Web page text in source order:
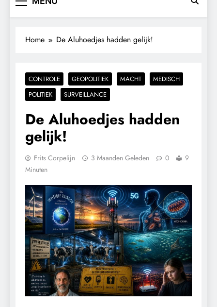
Home De Aluhoedjes hadden gelijk!
CONTROLE GEOPOLITIEK MACHT
MEDISCH
POLITIEK
SURVEILLANCE
De Aluhoedjes hadden
gelijk!
Frits Corpelijn 3 Maanden Geleden 0
9
Minuten